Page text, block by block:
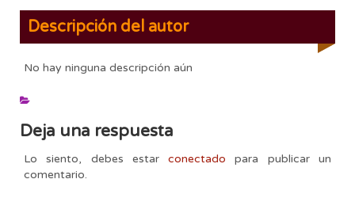
Descripción del autor
No hay ninguna descripción aún
Deja una respuesta
Lo siento, debes estarconectado para publicar un
comentario.